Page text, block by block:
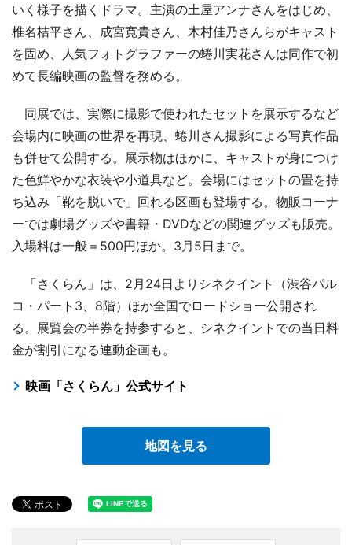
いく様子を描くドラマ。主演の土屋アンナさんをはじめ、
椎名桔平さん、成宮寛貴さん、木村佳乃さんらがキャスト
を固め、人気フォトグラファーの蜷川実花さんは同作で初
めて長編映画の監督を務める。
同展では、実際に撮影で使われたセットを展示するなど
会場内に映画の世界を再現、蜷川さん撮影による写真作品
も併せて公開する。展示物はほかに、キャストが身につけ
た色鮮やかな衣装や小道具など。会場にはセットの畳を持
ち込み「靴を脱いで」回れる区画も登場する。物販コーナ
ーでは劇場グッズや書籍・DVDなどの関連グッズも販売。
入場料は一般＝500円ほか。3月5日まで。
「さくらん」は、2月24日よりシネクイント（渋谷パル
コ・パート3、8階）ほか全国でロードショー公開され
る。展覧会の半券を持参すると、シネクイントでの当日料
金が割引になる連動企画も。
映画「さくらん」公式サイト
地図を見る